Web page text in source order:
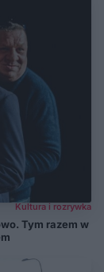
Kultura i rozrywka
Tym razem w